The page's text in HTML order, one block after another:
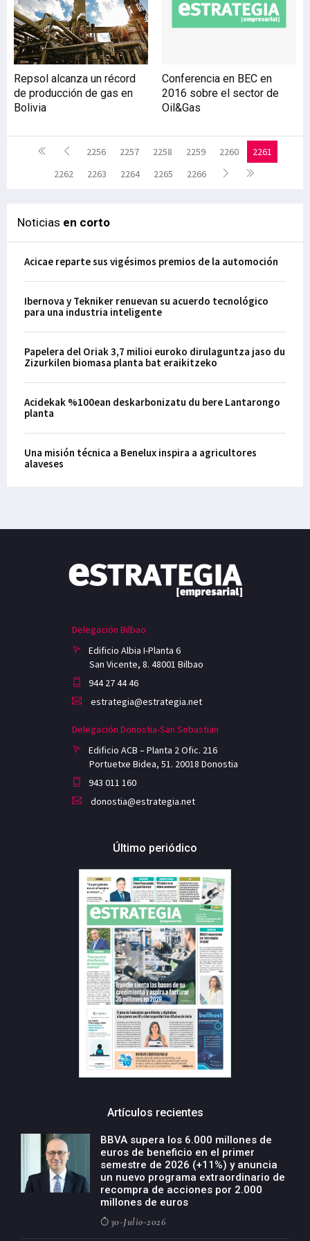
Repsol alcanza un récord
de producción de gas en
Bolivia
Conferencia en BEC en
2016 sobre el sector de
Oil&Gas
2256 2257 2258 2259 2260
2261
2262
2263 2264 2265 2266
Noticias en corto
Acicae reparte sus vigésimos premios de la automoción
Ibernova y Tekniker renuevan su acuerdo tecnológico
para una industria inteligente
Papelera del Oriak 3,7 milioi euroko dirulaguntza jaso du
Zizurkilen biomasa planta bat eraikitzeko
Acidekak %100ean deskarbonizatu du bere Lantarongo
planta
Una misión técnica a Benelux inspira a agricultores
alaveses
Delegación Bilbao
Edificio Albia I-Planta 6
San Vicente, 8. 48001 Bilbao
944 27 44 46
estrategia@estrategia.net
Delegación Donostia-San Sebastian
Edificio ACB – Planta 2 Ofic. 216
Portuetxe Bidea, 51. 20018 Donostia
943 011 160
donostia@estrategia.net
Último periódico
Artículos recientes
BBVA supera los 6.000 millones de
euros de beneficio en el primer
semestre de 2026 (+11%) y anuncia
un nuevo programa extraordinario de
recompra de acciones por 2.000
millones de euros
30-Julio-2026